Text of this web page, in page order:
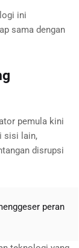
ini
sama dengan
pemula kini
sisi lain,
disrupsi
peran